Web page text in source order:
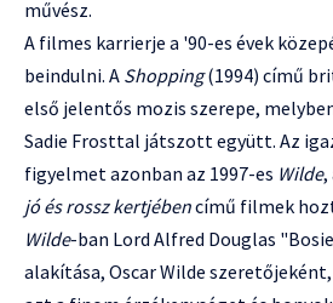
művész.
A filmes karrierje a '90-es évek
beindulni. A Shopping(1994) című
első jelentős mozis szerepe,
Sadie Frosttal játszott együtt. Az
figyelmet azonban az 1997-es Wilde,
jó és rossz kertjébencímű filmek
Wilde-ban Lord Alfred Douglas
alakítása, Oscar Wilde